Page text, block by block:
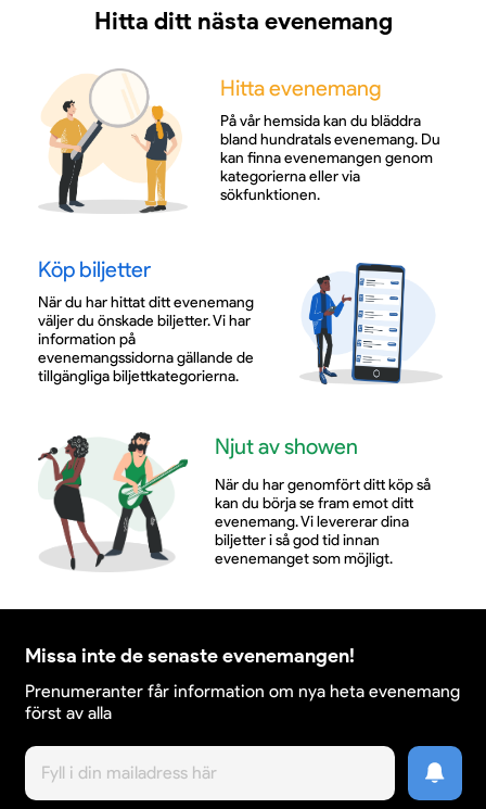
Hitta ditt nästa evenemang
Hitta evenemang
På vår hemsida kan du bläddra
bland hundratals evenemang. Du
kan finna evenemangen genom
kategorierna eller via
sökfunktionen.
Köp biljetter
När du har hittat ditt evenemang
väljer du önskade biljetter. Vi har
information på
evenemangssidorna gällande de
tillgängliga biljettkategorierna.
Njut av showen
När du har genomfört ditt köp så
kan du börja se fram emot ditt
evenemang. Vi levererar dina
biljetter i så god tid innan
evenemanget som möjligt.
Missa inte de senaste evenemangen!
Prenumeranter får information om nya heta evenemang
först av alla